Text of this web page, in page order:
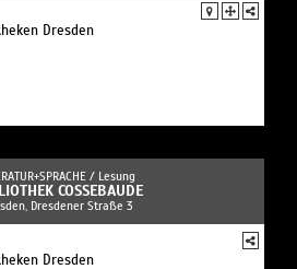
Dresden
/ Lesung
COSSEBAUDE
Dresdener Straße 3
Dresden